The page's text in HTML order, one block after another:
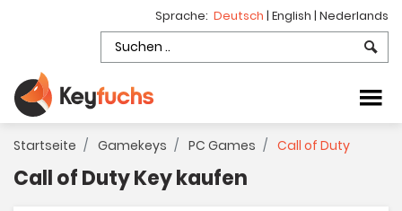
Sprache: Deutsch | English | Nederlands
Startseite Gamekeys PC Games Call of Duty
Call of Duty Key kaufen